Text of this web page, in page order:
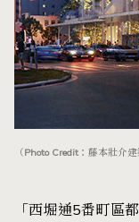
（Photo Credit：藤本壯介建
「西堀通5番町區